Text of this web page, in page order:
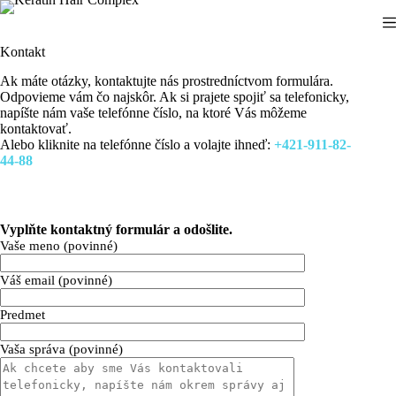
Preskočiť
Kontakt
Ak máte otázky, kontaktujte nás prostredníctvom formulára.
Odpovieme vám čo najskôr. Ak si prajete spojiť sa telefonicky,
napíšte nám vaše telefónne číslo, na ktoré Vás môžeme
kontaktovať.
Alebo kliknite na telefónne číslo a volajte ihneď: +421-911-82-
44-88
Vyplňte kontaktný formulár a odošlite.
Vaše meno (povinné)
Váš email (povinné)
Predmet
Vaša správa (povinné)